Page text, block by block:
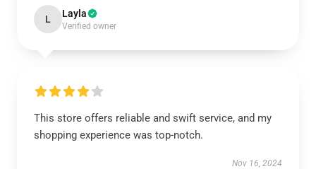
L Layla
Verified owner
This store offers reliable and swift service, and my
shopping experience was top-notch.
Nov 16, 2024